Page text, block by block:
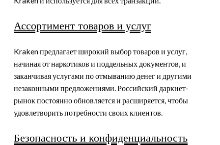
Ассортимент товаров и услуг
Kraken предлагает широкий выбор товаров и услуг,
начиная от наркотиков и поддельных документов, и
заканчивая услугами по отмыванию денег и другими
незаконными предложениями. Российский даркнет-
рынок постоянно обновляется и расширяется, чтобы
удовлетворить потребности своих клиентов.
Безопасность и конфиденциальность